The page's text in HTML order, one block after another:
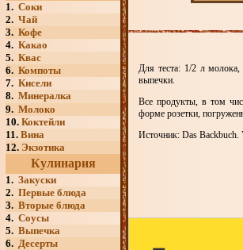
1. Соки
2. Чай
3. Кофе
4. Какао
5. Квас
6. Компоты
7. Кисели
8. Минералка
9. Молоко
10. Коктейли
11. Вина
12. Экзотика
Кулинария
1. Закуски
2. Первые блюда
3. Вторые блюда
4. Соусы
5. Выпечка
6. Десерты
Для теста: 1/2 л
выпечки.
Все продукты, в том
форме розетки,
Источник: Das Backbuch.